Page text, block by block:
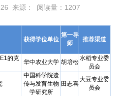
来源： 阅读量： 1207
获得学位单位
第一导
师
推荐渠道
的克
华中农业大学 胡培松
水稻专业委
员会
中国科学院遗
传与发育生物
学研究所
田志喜
大豆专业委
员会